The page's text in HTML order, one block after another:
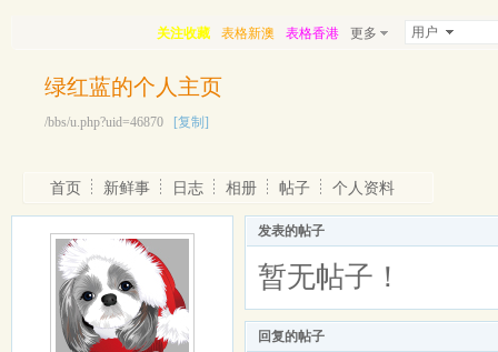
关注收藏 表格新澳 表格香港 更多 用户
绿红蓝的个人主页
/bbs/u.php?uid=46870 [复制]
首页 新鲜事 日志 相册 帖子 个人资料
发表的帖子
暂无帖子！
回复的帖子